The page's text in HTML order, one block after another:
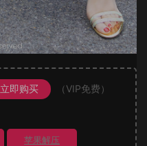
立即购买
（VIP免费）
苹果解压